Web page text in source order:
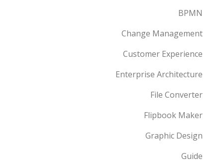
BPMN
Change Management
Customer Experience
Enterprise Architecture
File Converter
Flipbook Maker
Graphic Design
Guide